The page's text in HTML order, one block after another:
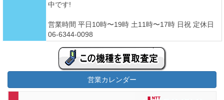
中です!
営業時間 平日10時〜19時 土11時〜17時 日祝 定休日
06-6344-0098
営業カレンダー